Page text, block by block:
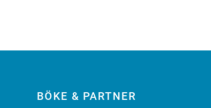
BÖKE & PARTNER